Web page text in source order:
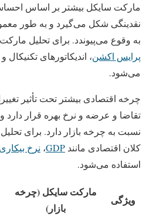
مارکت سایکل بیشتر بر اساس
نقدینگی شکل می‌گیرد و به‌ طور
به وقوع می‌پیوندد. برای تحلیل مارکت
پرایس‌ اکشن، اندیکاتورهای
می‌شود.
چرخه اقتصادی بیشتر تحت تأثیر
تقاضا و عرضه و نرخ بهره قرار دارد
نسبت به چرخه بازار دارد. برای
کلان اقتصادی مانند GDP، نرخ بیکاری
استفاده می‌شود.
ویژگی
مارکت‌ سایکل (چرخه
بازار)